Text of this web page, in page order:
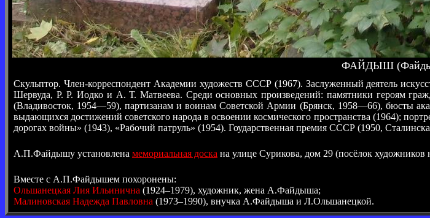
ФАЙДЫШ
Скульптор. Член-корреспондент Академии художеств СССР (1967). Заслуженный деятель
Шервуда, Р. Р. Иодко и А. Т. Матвеева. Среди основных произведений: памятники героям
(Владивосток, 1954—59), партизанам и воинам Советской Армии (Брянск, 1958—66), бюсты
выдающихся достижений советского народа в освоении космического пространства (1964);
дорогах войны» (1943), «Рабочий патруль» (1954). Гоударственная премия СССР (1950,
А.П.Файдышу установлена мемориальная доска на улице Сурикова, дом 29 (посёлок художников
Вместе с А.П.Файдышем похоронены:
Ольшанецкая Лия Ильинична (1924–1979), художник, жена А.Файдыша;
Малиновская Надежда Павловна (1973–1990), внучка А.Файдыша и Л.Ольшанецкой.